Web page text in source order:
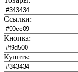
Ссылки:
Кнопка:
Купить: